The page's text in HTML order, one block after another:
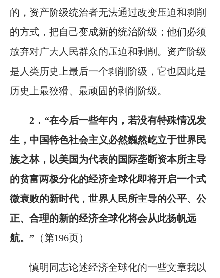
的，资产阶级统治者无法通过改变压迫和剥削
的方式，把自己变成新的统治阶级；他们必须
放弃对广大人民群众的压迫和剥削。资产阶级
是人类历史上最后一个剥削阶级，它也因此是
历史上最狡猾、最顽固的剥削阶级。
2．“在今后一些年内，若没有特殊情况发
生，中国特色社会主义必然巍然屹立于世界民
族之林，以美国为代表的国际垄断资本所主导
的贫富两极分化的经济全球化即将开启一个式
微衰败的新时代，世界人民所主导的公平、公
正、合理的新的经济全球化将会从此扬帆远
航。” （第196页）
慎明同志论述经济全球化的一些文章我以